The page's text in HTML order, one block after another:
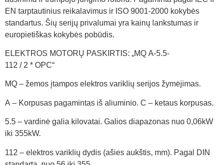
EN tarptautinius reikalavimus ir ISO 9001-2000 kokybės
standartus. Šių serijų privalumai yra kainų lankstumas ir
europietiškas kokybės pobūdis.
ELEKTROS MOTORŲ PASKIRTIS: „MQ A-5.5-
112 / 2 * OPC“
MQ – žemos įtampos elektros variklių serijos žymėjimas.
A – Korpusas pagamintas iš aliuminio. C – ketaus korpusas.
5.5 – vardinė galia kilovatai. Galios diapazonas nuo 0,06kW
iki 355kW.
112 – elektros variklių dydis (ašies aukštis, mm). Pagal DIN